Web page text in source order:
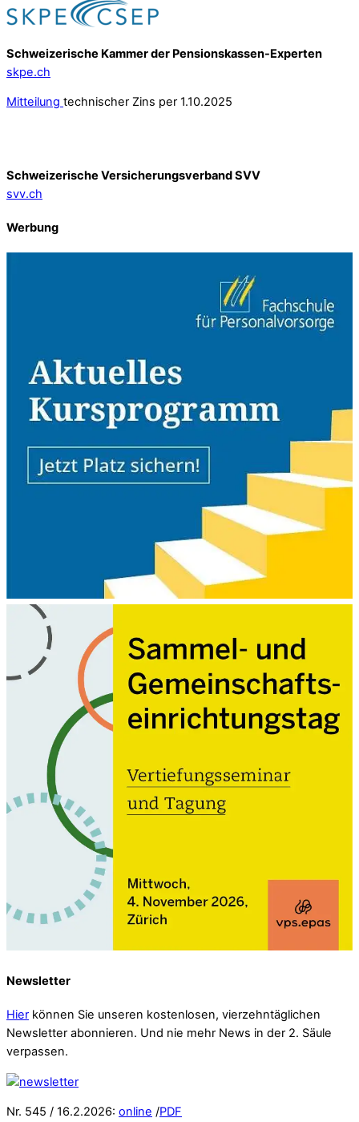
Schweizerische Kammer der Pensionskassen-Experten
skpe.ch
Mitteilung technischer Zins per 1.10.2025
Schweizerische Versicherungsverband SVV
svv.ch
Werbung
Newsletter
Hier können Sie unseren kostenlosen, vierzehntäglichen
Newsletter abonnieren. Und nie mehr News in der 2. Säule
verpassen.
Nr. 545 / 16.2.2026: online /PDF